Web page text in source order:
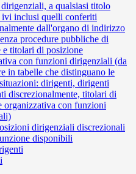
a qualsiasi titolo
inclusi quelli conferiti
dall'organo di indirizzo
procedure pubbliche di
e titolari di posizione
con funzioni dirigenziali (da
in tabelle che distinguano le
dirigenti, dirigenti
discrezionalmente, titolari di
organizzativa con funzioni
dirigenziali discrezionali
disponibili